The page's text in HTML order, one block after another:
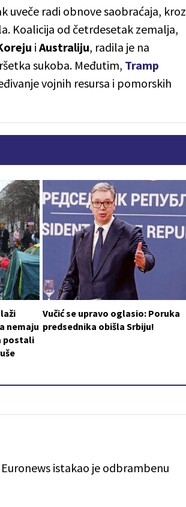
radi obnove saobraćaja, kroz
Koalicija od četrdesetak zemalja,
i Australiju, radila je na
sukoba. Međutim, Tramp
vojnih resursa i pomorskih
nemaju
postali
Vučić se upravo oglasio: Poruka
predsednika obišla Srbiju!
istakao je odbrambenu